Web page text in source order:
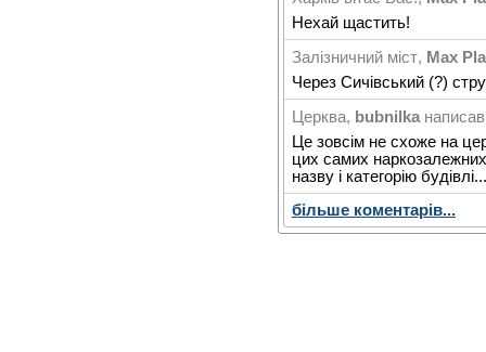
Нехай щастить!
Залізничний міст, Max
Через Сичівський (?)
Церква, bubnilka
Це зовсім не схоже на
цих самих
назву і категорію будівлі...
більше коментарів...